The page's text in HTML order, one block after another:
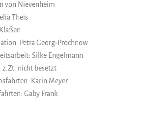
von Nievenheim
Theis
Petra Georg-Prochnow
Silke Engelmann
z.Zt. nicht besetzt
Karin Meyer
Gaby Frank